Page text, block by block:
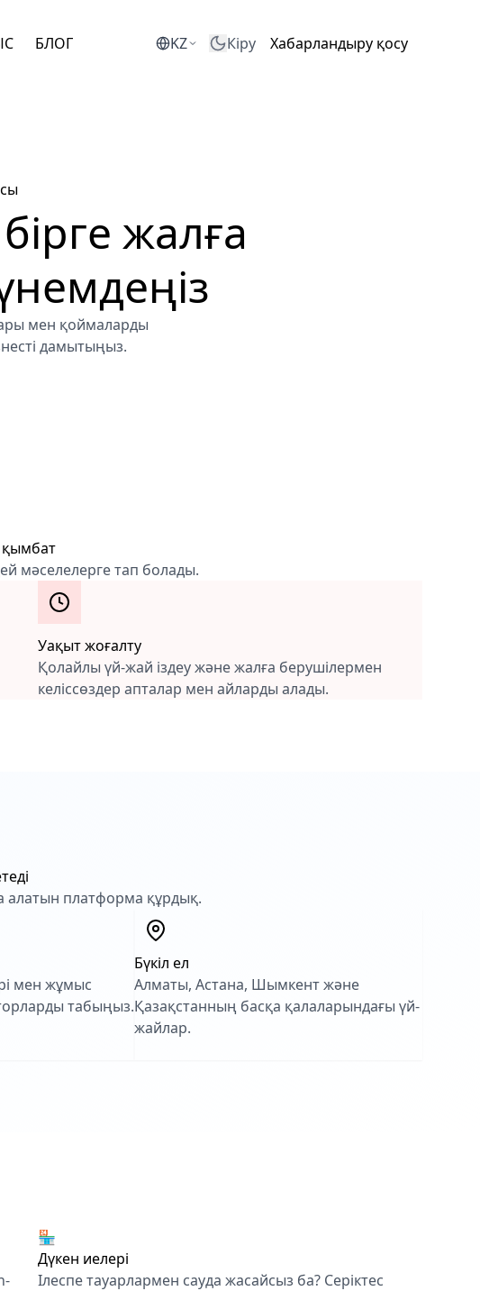
БЛОГ KZ Кіру Хабарландыру қосу
жалға
мен қоймаларды
дамытыңыз.
мәселелерге тап болады.
Уақыт жоғалту
Қолайлы үй-жай іздеу және жалға берушілермен
келіссөздер апталар мен айларды алады.
алатын платформа құрдық.
мен жұмыс
табыңыз.
Бүкіл ел
Алматы, Астана, Шымкент және
Қазақстанның басқа қалаларындағы үй-
жайлар.
🏪
Дүкен иелері
Ілеспе тауарлармен сауда жасайсыз ба? Серіктес